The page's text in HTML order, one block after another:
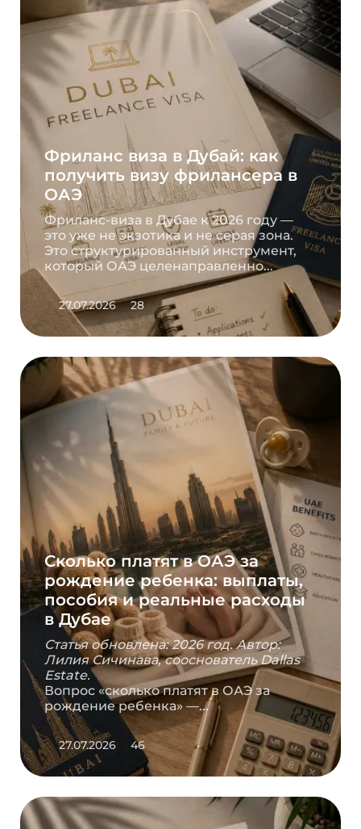
Фриланс виза в Дубай: как
получить визу фрилансера в
ОАЭ
Фриланс-виза в Дубае к 2026 году —
это уже не экзотика и не серая зона.
Это структурированный инструмент,
который ОАЭ целенаправленно...
27.07.2026 28
Сколько платят в ОАЭ за
рождение ребенка: выплаты,
пособия и реальные расходы
в Дубае
Статья обновлена: 2026 год. Автор:
Лилия Сичинава, сооснователь Dallas
Estate.
Вопрос «сколько платят в ОАЭ за
рождение ребенка» —...
27.07.2026 46